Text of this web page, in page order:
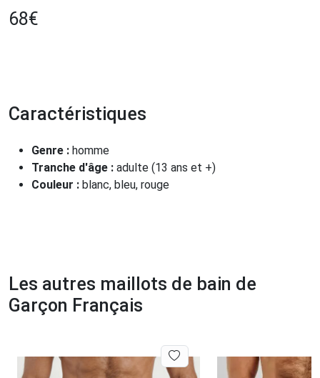
68€
Caractéristiques
Genre : homme
Tranche d'âge : adulte (13 ans et +)
Couleur : blanc, bleu, rouge
Les autres maillots de bain de
Garçon Français